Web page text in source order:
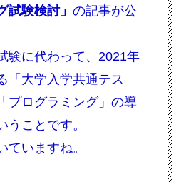
試験検討」 の記事が公
験に代わって、2021年
「大学入学共通テス
プログラミング」の導
うことです。
ていますね。